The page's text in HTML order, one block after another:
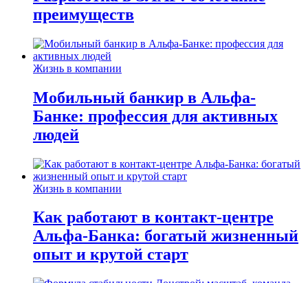
преимуществ
Жизнь в компании
Мобильный банкир в Альфа-
Банке: профессия для активных
людей
Жизнь в компании
Как работают в контакт-центре
Альфа-Банка: богатый жизненный
опыт и крутой старт